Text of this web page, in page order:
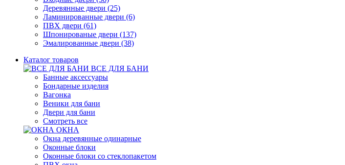
Деревянные двери (25)
Ламинированные двери (6)
ПВХ двери (61)
Шпонированые двери (137)
Эмалированные двери (38)
Каталог товаров
ВСЕ ДЛЯ БАНИ
Банные аксессуары
Бондарные изделия
Вагонка
Веники для бани
Двери для бани
Смотреть все
ОКНА
Окна деревянные одинарные
Оконные блоки
Оконные блоки со стеклопакетом